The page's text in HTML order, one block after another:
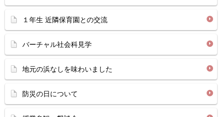
１年生 近隣保育園との交流
バーチャル社会科見学
地元の浜なしを味わいました
防災の日について